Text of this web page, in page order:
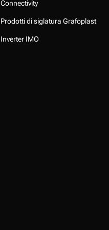
Connectivity
Prodotti di siglatura Grafoplast
Inverter IMO